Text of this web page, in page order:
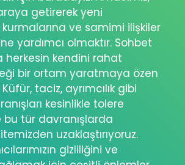
getirerek yeni
kurmalarına ve samimi ilişkiler
yardımcı olmaktır. Sohbet
herkesin kendini rahat
bir ortam yaratmaya özen
taciz, ayrımcılık gibi
kesinlikle tolere
tür davranışlarda
uzaklaştırıyoruz.
gizliliğini ve